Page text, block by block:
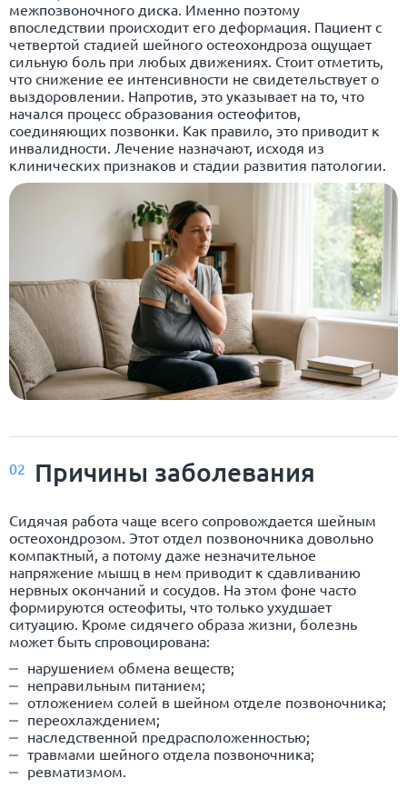
межпозвоночного диска. Именно поэтому
впоследствии происходит его деформация. Пациент с
четвертой стадией шейного остеохондроза ощущает
сильную боль при любых движениях. Стоит отметить,
что снижение ее интенсивности не свидетельствует о
выздоровлении. Напротив, это указывает на то, что
начался процесс образования остеофитов,
соединяющих позвонки. Как правило, это приводит к
инвалидности. Лечение назначают, исходя из
клинических признаков и стадии развития патологии.
02 Причины заболевания
Сидячая работа чаще всего сопровождается шейным
остеохондрозом. Этот отдел позвоночника довольно
компактный, а потому даже незначительное
напряжение мышц в нем приводит к сдавливанию
нервных окончаний и сосудов. На этом фоне часто
формируются остеофиты, что только ухудшает
ситуацию. Кроме сидячего образа жизни, болезнь
может быть спровоцирована:
нарушением обмена веществ;
неправильным питанием;
отложением солей в шейном отделе позвоночника;
переохлаждением;
наследственной предрасположенностью;
травмами шейного отдела позвоночника;
ревматизмом.